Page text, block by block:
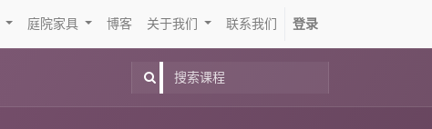
庭院家具 博客 关于我们 联系我们 登录